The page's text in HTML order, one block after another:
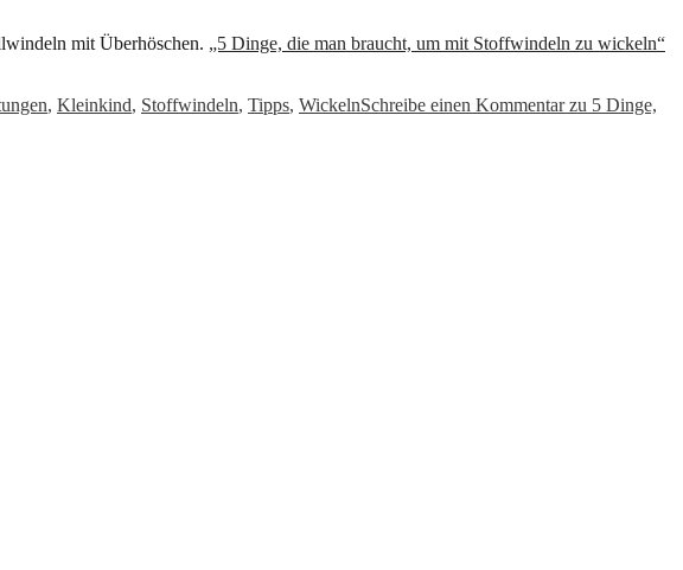
mit Überhöschen. „5 Dinge, die man braucht, um mit Stoffwindeln zu wickeln“
, Kleinkind, Stoffwindeln, Tipps, WickelnSchreibe einen Kommentarzu 5 Dinge,